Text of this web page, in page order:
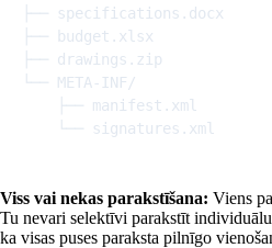
├── specifications.docx
├── budget.xlsx
├── drawings.zip
└── META-INF/
    ├── manifest.xml
Viss vai nekas parakstīšana: Viens
Tu nevari selektīvi parakstīt
ka visas puses paraksta pilnīgo